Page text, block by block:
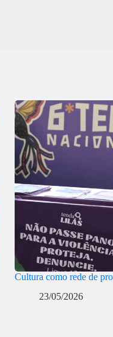
Cultura como rede de
23/05/2026